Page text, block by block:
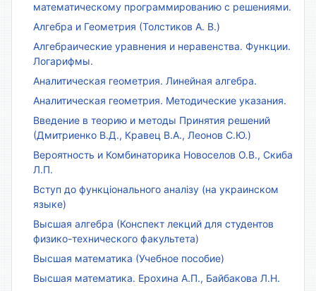
математическому программированию с решениями.
Алгебра и Геометрия (Толстиков А. В.)
Алгебраические уравнения и неравенства. Функции.
Логарифмы.
Аналитическая геометрия. Линейная алгебра.
Аналитическая геометрия. Методические указания.
Введение в теорию и методы Принятия решений
(Дмитриенко В.Д., Кравец В.А., Леонов С.Ю.)
Вероятность и Комбинаторика Новоселов О.В., Скиба
Л.П.
Вступ до функціонального аналізу (на украинском
языке)
Высшая алгебра (Конспект лекций для студентов
физико-технического факультета)
Высшая математика (Учебное пособие)
Высшая математика. Ерохина А.П., Байбакова Л.Н.